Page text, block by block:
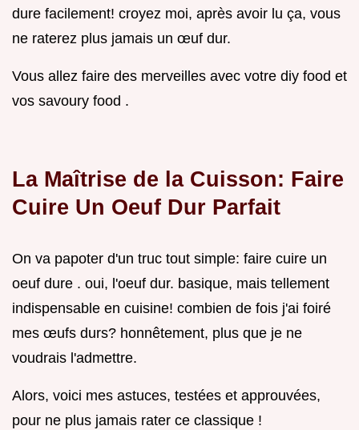
dure facilement! croyez moi, après avoir lu ça, vous
ne raterez plus jamais un œuf dur.
Vous allez faire des merveilles avec votre diy food et
vos savoury food .
La Maîtrise de la Cuisson: Faire
Cuire Un Oeuf Dur Parfait
On va papoter d'un truc tout simple: faire cuire un
oeuf dure . oui, l'oeuf dur. basique, mais tellement
indispensable en cuisine! combien de fois j'ai foiré
mes œufs durs? honnêtement, plus que je ne
voudrais l'admettre.
Alors, voici mes astuces, testées et approuvées,
pour ne plus jamais rater ce classique !